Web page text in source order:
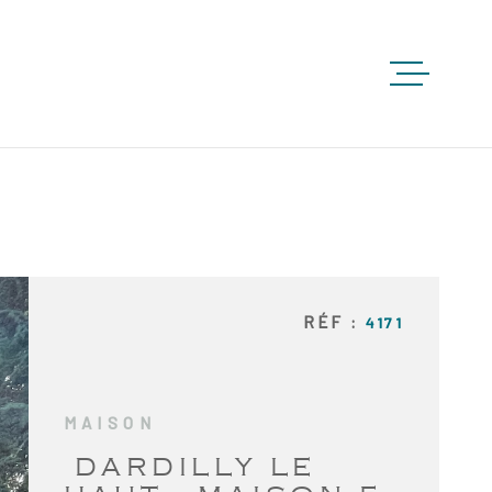
GESTION
RÉF : 4171
MAISON
DARDILLY LE